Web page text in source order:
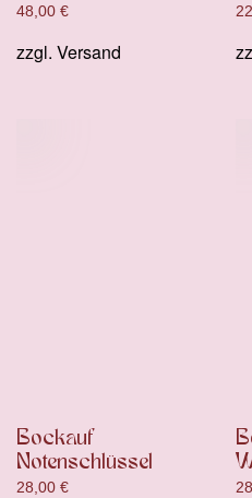
48,00 €
zzgl. Versand
Bockauf
Notenschlüssel
28,00 €